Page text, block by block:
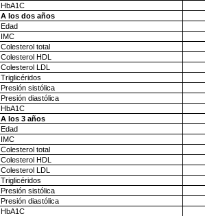
HbA1C
A los dos años
Edad
IMC
Colesterol total
Colesterol HDL
Colesterol LDL
Triglicéridos
Presión sistólica
Presión diastólica
HbA1C
A los 3 años
Edad
IMC
Colesterol total
Colesterol HDL
Colesterol LDL
Triglicéridos
Presión sistólica
Presión diastólica
HbA1C